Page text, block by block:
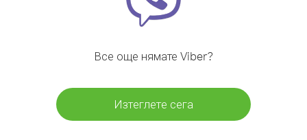
Все още нямате Viber?
Изтеглете сега